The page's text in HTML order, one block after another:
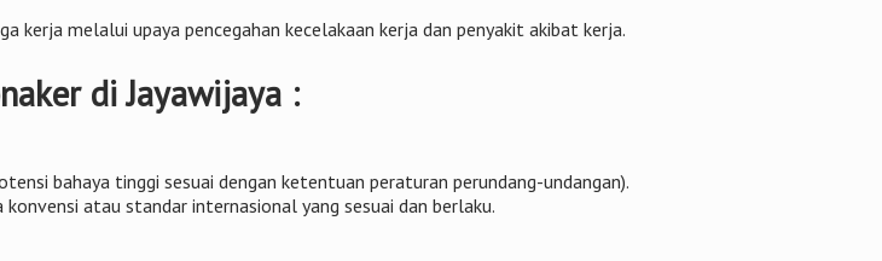
melalui upaya pencegahan kecelakaan kerja dan penyakit akibat kerja.
di Jayawijaya :
bahaya tinggi sesuai dengan ketentuan peraturan perundang-undangan).
atau standar internasional yang sesuai dan berlaku.